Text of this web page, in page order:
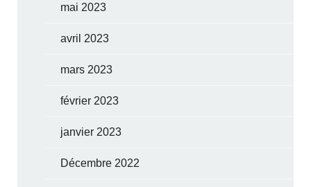
mai 2023
avril 2023
mars 2023
février 2023
janvier 2023
Décembre 2022